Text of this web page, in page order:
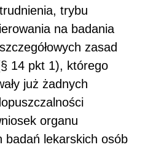
trybu
na badania
zasad
14 pkt 1), którego
już żadnych
organu
badań lekarskich osób